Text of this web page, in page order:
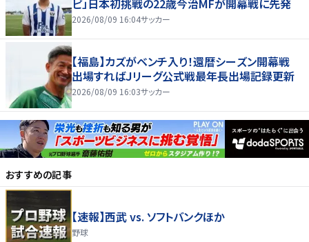
2026/08/09 16:04サッカー
【福島】カズがベンチ入り！還暦シーズン開幕戦
出場すればＪリーグ公式戦最年長出場記録更新
2026/08/09 16:03サッカー
おすすめの記事
【速報】西武 vs. ソフトバンクほか
野球